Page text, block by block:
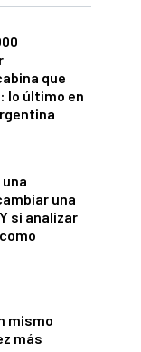
que
lo último en
una
si analizar
mismo
más